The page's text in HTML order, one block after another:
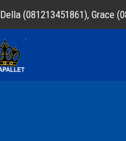
Della (081213451861), Grace